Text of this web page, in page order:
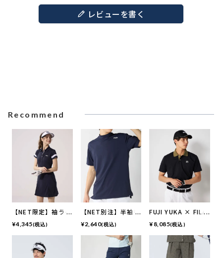
レビューを書く
Recommend
【NET限定】袖ライ
ン入りワンピース |
吸汗速乾・UVカッ
¥4,345(税込)
【NET別注】半袖モ
ックネックシャツ
¥2,640(税込)
FUJI YUKA × FILA
GOLF
バイカラー切り替え
ポロシャツ
¥ 8,085(税込)